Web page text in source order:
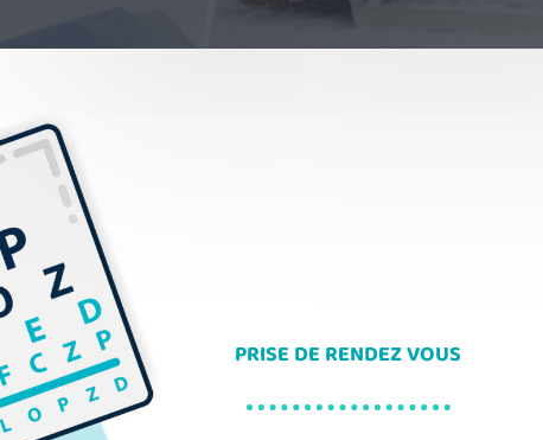
PRISE DE RENDEZ VOUS